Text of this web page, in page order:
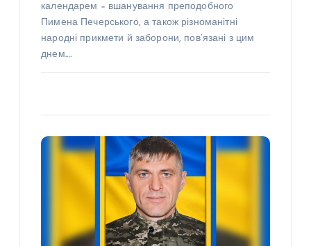
календарем – вшанування преподобного
Пимена Печерського, а також різноманітні
народні прикмети й заборони, пов’язані з цим
днем.…